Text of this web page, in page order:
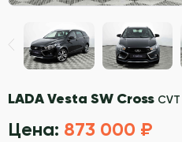
LADA Vesta SW Cross
Цена: 873 000 ₽